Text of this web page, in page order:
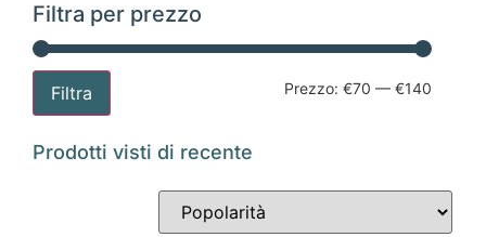
Filtra per prezzo
Filtra Prezzo: €70 — €140
Prodotti visti di recente